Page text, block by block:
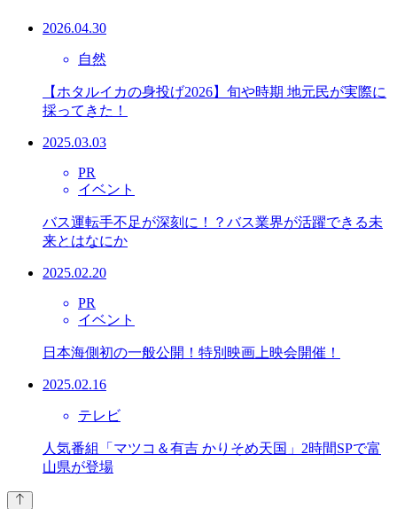
2026.04.30
自然
【ホタルイカの身投げ2026】旬や時期 地元民が実際に
採ってきた！
2025.03.03
PR
イベント
バス運転手不足が深刻に！？バス業界が活躍できる未
来とはなにか
2025.02.20
PR
イベント
日本海側初の一般公開！特別映画上映会開催！
2025.02.16
テレビ
人気番組「マツコ＆有吉 かりそめ天国」2時間SPで富
山県が登場